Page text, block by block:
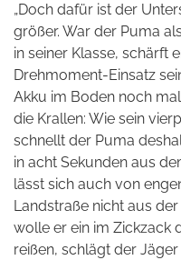
„Doch dafür ist der
größer. War der Puma
in seiner Klasse, schärft
Drehmoment-Einsatz
Akku im Boden noch
die Krallen: Wie sein
schnellt der Puma
in acht Sekunden aus
lässt sich auch von
Landstraße nicht aus
wolle er ein im Zickzack
reißen, schlägt der